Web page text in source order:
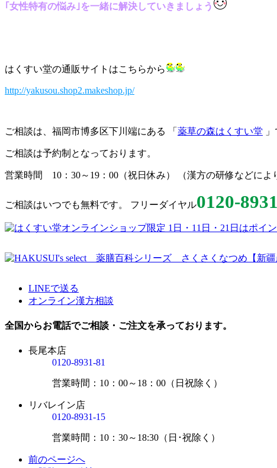
｢女性特有の悩み｣を一緒に解決していきましょう
はくすい堂の通販サイトはこちらから
http://yakusou.shop2.makeshop.jp/
ご相談は、福岡市博多区下川端にある 「 薬草の森はくすい堂
ご相談は予約制となっております。
営業時間 10：30～19：00（祝日休み） （漢方の研修などによ
ご相談はいつでも無料です。 フリーダイヤル0120-
LINEで送る
オンライン漢方相談
全国からお電話でご相談・ご注文を承っております。
長尾本店
0120-8931-81
営業時間：10：00～18：00（日祝除く）
リバレイン店
0120-8931-15
営業時間：10：30～18:30（日･祝除く）
前のページへ